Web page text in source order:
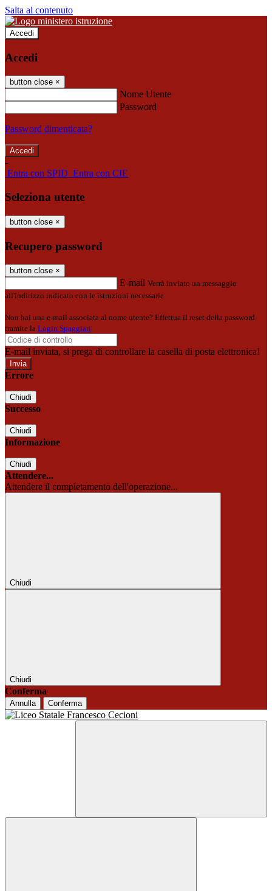
Salta al contenuto
Accedi
Accedi
button close ×
Nome Utente
Password
Password dimenticata?
-
Entra con SPID Entra con CIE
Seleziona utente
button close ×
Recupero password
button close ×
E-mail Verrà inviato un messaggio
all'indirizzo indicato con le istruzioni necessarie.
Non hai una e-mail associata al nome utente? Effettua il reset della password
tramite la Login Spaggiari
E-mail inviata, si prega di controllare la casella di posta elettronica!
Errore
Chiudi
Successo
Chiudi
Informazione
Chiudi
Attendere...
Attendere il completamento dell'operazione...
Chiudi
Chiudi
Conferma
Annulla Conferma